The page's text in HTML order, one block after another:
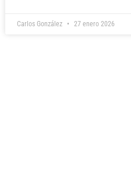
Carlos González 27 enero 2026